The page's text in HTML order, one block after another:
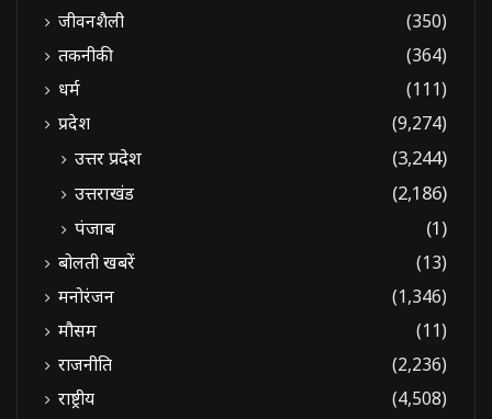
जीवनशैली
(350)
तकनीकी
(364)
धर्म
(111)
प्रदेश
(9,274)
उत्तर प्रदेश
(3,244)
उत्तराखंड
(2,186)
पंजाब
(1)
बोलती खबरें
(13)
मनोरंजन
(1,346)
मौसम
(11)
राजनीति
(2,236)
राष्ट्रीय
(4,508)